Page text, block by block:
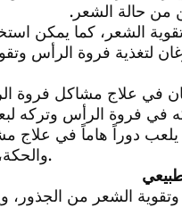
من حالة الشعر.
الشعر، كما يمكن
لتغذية فروة الرأس
في علاج مشاكل فروة
يلعب دوراً هاماً في
والحكة، بالإضافة إلى تقوية الشعر وتحسين نموه.
الشعر من الجذور،